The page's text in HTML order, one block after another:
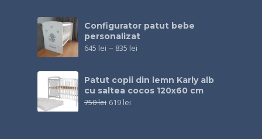
Configurator patut bebe
personalizat
645 lei – 835 lei
Patut copii din lemn Karly alb
cu saltea cocos 120x60 cm
750lei 619 lei